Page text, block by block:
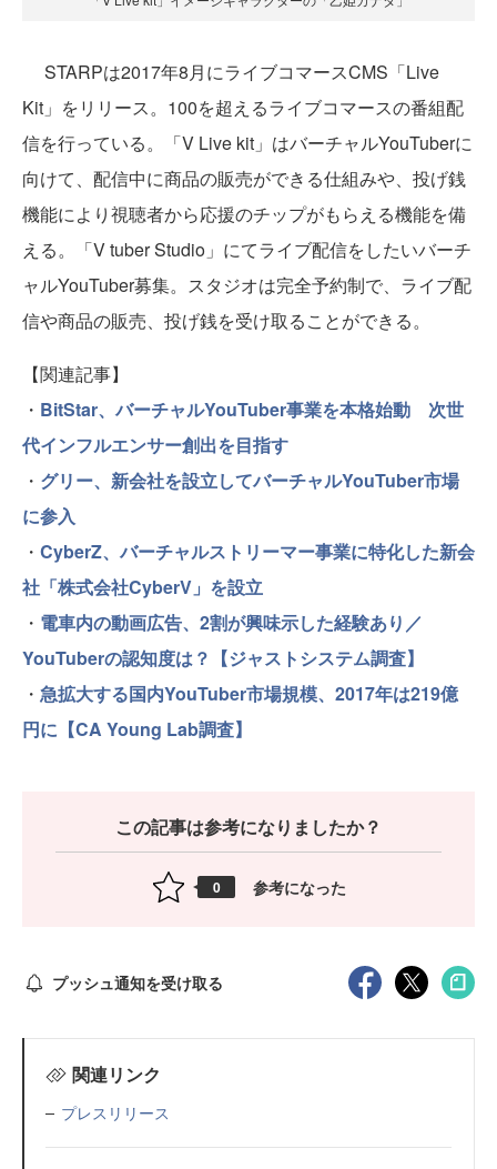
STARPは2017年8月にライブコマースCMS「Live
Kit」をリリース。100を超えるライブコマースの番組配
信を行っている。「V Live kit」はバーチャルYouTuberに
向けて、配信中に商品の販売ができる仕組みや、投げ銭
機能により視聴者から応援のチップがもらえる機能を備
える。「V tuber Studio」にてライブ配信をしたいバーチ
ャルYouTuber募集。スタジオは完全予約制で、ライブ配
信や商品の販売、投げ銭を受け取ることができる。
【関連記事】
・ BitStar、バーチャルYouTuber事業を本格始動 次世
代インフルエンサー創出を目指す
・ グリー、新会社を設立してバーチャルYouTuber市場
に参入
・ CyberZ、バーチャルストリーマー事業に特化した新会
社「株式会社CyberV」を設立
・ 電車内の動画広告、2割が興味示した経験あり／
YouTuberの認知度は？【ジャストシステム調査】
・ 急拡大する国内YouTuber市場規模、2017年は219億
円に【CA Young Lab調査】
この記事は参考になりましたか？
0 参考になった
プッシュ通知を受け取る
関連リンク
プレスリリース